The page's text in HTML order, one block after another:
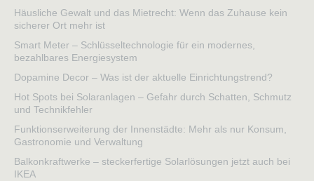
Häusliche Gewalt und das Mietrecht: Wenn das Zuhause kein
sicherer Ort mehr ist
Smart Meter – Schlüsseltechnologie für ein modernes,
bezahlbares Energiesystem
Dopamine Decor – Was ist der aktuelle Einrichtungstrend?
Hot Spots bei Solaranlagen – Gefahr durch Schatten, Schmutz
und Technikfehler
Funktionserweiterung der Innenstädte: Mehr als nur Konsum,
Gastronomie und Verwaltung
Balkonkraftwerke – steckerfertige Solarlösungen jetzt auch bei
IKEA